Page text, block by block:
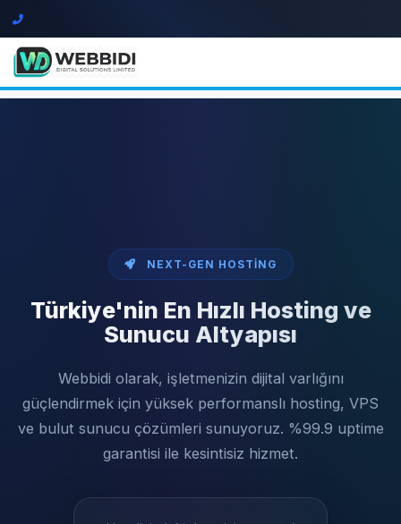
NEXT-GEN HOSTING
Türkiye'nin En Hızlı Hosting ve
Sunucu Altyapısı
Webbidi olarak, işletmenizin dijital varlığını
güçlendirmek için yüksek performanslı hosting, VPS
ve bulut sunucu çözümleri sunuyoruz. %99.9 uptime
garantisi ile kesintisiz hizmet.